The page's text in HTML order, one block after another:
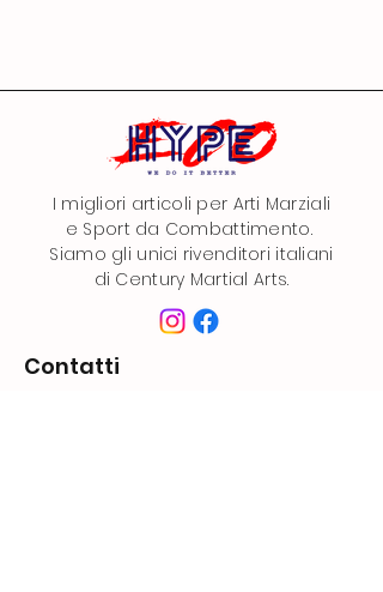
I migliori articoli per Arti Marziali
e Sport da Combattimento.
Siamo gli unici rivenditori italiani
di Century Martial Arts.
Contatti